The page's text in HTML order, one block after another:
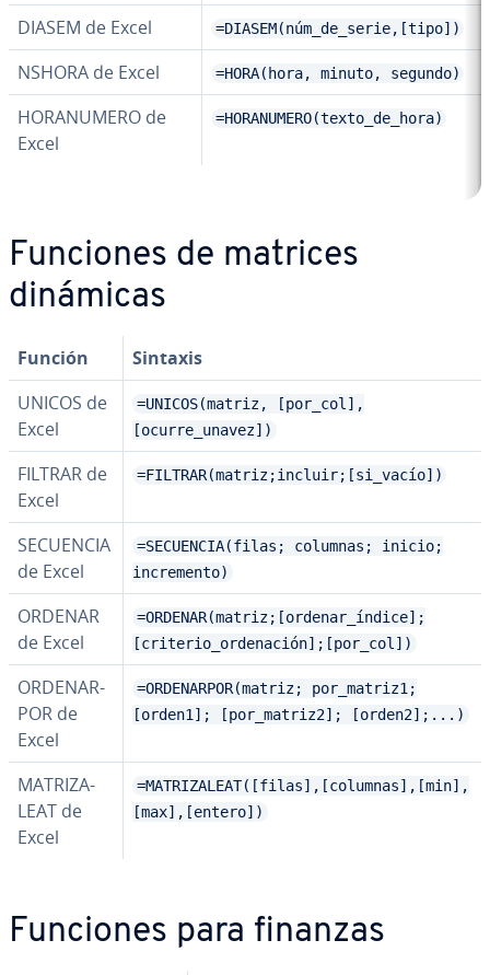
DIASEM de Excel =DIASEM(núm_de_serie,[tipo])
NSHORA de Excel =HORA(hora, minuto, segundo)
HO­RA­NU­ME­RO de
Excel
=HORANUMERO(texto_de_hora)
Funciones de matrices
dinámicas
Función
Sintaxis
UNICOS de
Excel
=UNICOS(matriz, [por_col],
[ocurre_unavez])
FILTRAR de
Excel
=FILTRAR(matriz;incluir;[si_vacío])
SECUENCIA
de Excel
=SECUENCIA(filas; columnas; inicio;
incremento)
ORDENAR
de Excel
=ORDENAR(matriz;[ordenar_índice];
[criterio_ordenación];[por_col])
OR­DE­NA­R­
POR de
Excel
=ORDENARPOR(matriz; por_matriz1;
[orden1]; [por_matriz2]; [orden2];...)
MA­TRI­ZA­
LEAT de
Excel
=MATRIZALEAT([filas],[columnas],[min],
[max],[entero])
Funciones para finanzas